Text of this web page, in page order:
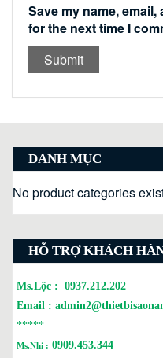
Save my name,
for the next time I
DANH MỤC
No product categories
HỖ TRỢ KHÁCH
Ms.Lộc : 0937.212.202
Email :
*****
Ms.Nhi : 0909.453.344